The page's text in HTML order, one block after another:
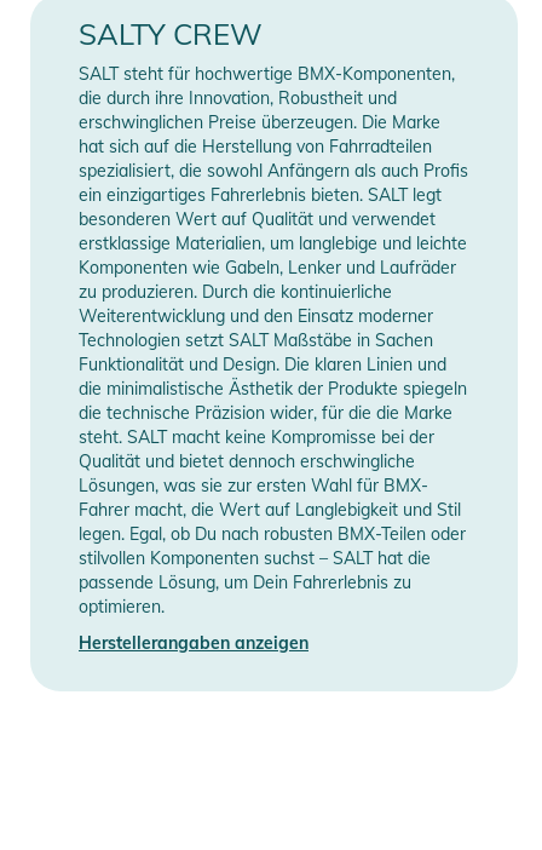
Material 100% Baumwolle
Manufacturer
Information
Herstellerangaben
anzeigen
SALTY CREW
SALT steht für hochwertige BMX-Komponenten,
die durch ihre Innovation, Robustheit und
erschwinglichen Preise überzeugen. Die Marke
hat sich auf die Herstellung von Fahrradteilen
spezialisiert, die sowohl Anfängern als auch Profis
ein einzigartiges Fahrerlebnis bieten. SALT legt
besonderen Wert auf Qualität und verwendet
erstklassige Materialien, um langlebige und leichte
Komponenten wie Gabeln, Lenker und Laufräder
zu produzieren. Durch die kontinuierliche
Weiterentwicklung und den Einsatz moderner
Technologien setzt SALT Maßstäbe in Sachen
Funktionalität und Design. Die klaren Linien und
die minimalistische Ästhetik der Produkte spiegeln
die technische Präzision wider, für die die Marke
steht. SALT macht keine Kompromisse bei der
Qualität und bietet dennoch erschwingliche
Lösungen, was sie zur ersten Wahl für BMX-
Fahrer macht, die Wert auf Langlebigkeit und Stil
legen. Egal, ob Du nach robusten BMX-Teilen oder
stilvollen Komponenten suchst – SALT hat die
passende Lösung, um Dein Fahrerlebnis zu
optimieren.
Herstellerangaben anzeigen